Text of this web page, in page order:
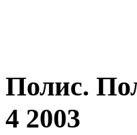
Полис.
4 2003